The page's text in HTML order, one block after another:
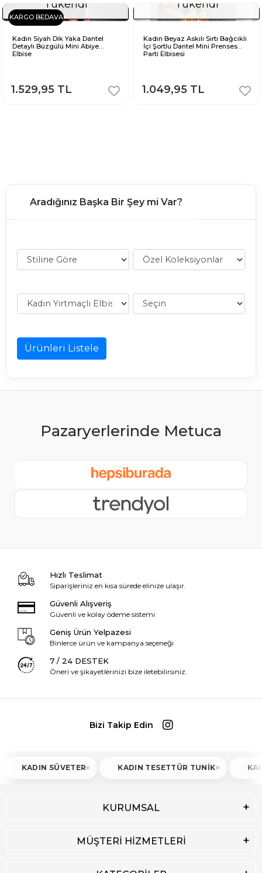
KARGO BEDAVA
Tükendi
Kadın Siyah Dik Yaka Dantel
Detaylı Büzgülü Mini Abiye
Elbise
1.529,95 TL
Tükendi
Kadın Beyaz Askılı Sırtı Bağcıklı
İçi Şortlu Dantel Mini Prenses
Parti Elbisesi
1.049,95 TL
Aradığınız Başka Bir Şey mi Var?
Ürünleri Listele
Hızlı Teslimat
Siparişleriniz en kısa sürede elinize ulaşır.
Güvenli Alışveriş
Güvenli ve kolay ödeme sistemi
Geniş Ürün Yelpazesi
Binlerce ürün ve kampanya seçeneği
7 / 24 DESTEK
Öneri ve şikayetlerinizi bize iletebilirsiniz.
Bizi Takip Edin
KADIN SÜVETER KADIN TESETTÜR TUNIK KADIN
KURUMSAL
MÜŞTERİ HİZMETLERİ